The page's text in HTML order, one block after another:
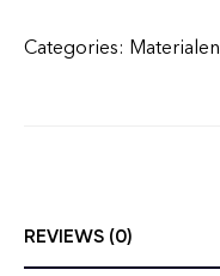
Categories: Materialen
REVIEWS (0)